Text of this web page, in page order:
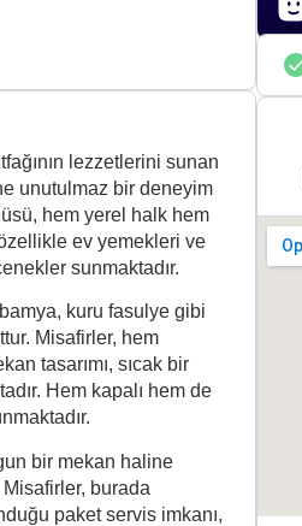
lezzetlerini sunan
unutulmaz bir deneyim
hem yerel halk hem
ev yemekleri ve
sunmaktadır.
kuru fasulye gibi
Misafirler, hem
tasarımı, sıcak bir
Hem kapalı hem de
bir mekan haline
burada
paket servis imkanı,